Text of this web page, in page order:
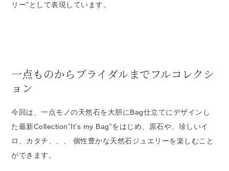
リー”として表現しています。
一点ものからブライダルまでフルコレクシ
ョン
今回は、一点モノの天然石を大胆にBag仕立てにデザインし
た最新Collection”It’s my Bag”をはじめ、原石や、珍しいイ
ロ、カタチ、、、 個性豊かな天然石ジュエリーを楽しむこと
ができます。